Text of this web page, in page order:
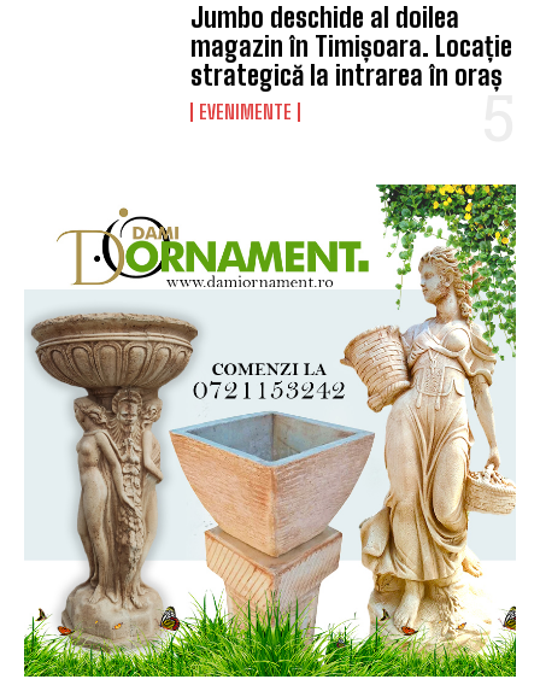
Jumbo deschide al doilea
magazin în Timișoara. Locație
strategică la intrarea în oraș
EVENIMENTE